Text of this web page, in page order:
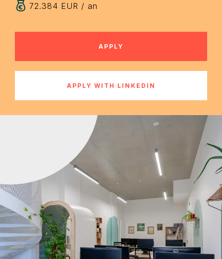
72.384 EUR / an
APPLY
APPLY WITH LINKEDIN